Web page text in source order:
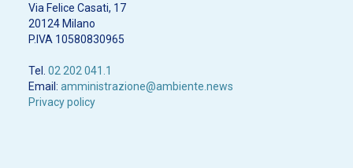
Via Felice Casati, 17
20124 Milano
P.IVA 10580830965
Tel. 02 202 041.1
Email: amministrazione@ambiente.news
Privacy policy